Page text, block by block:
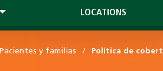
LOCATIONS
Pacientes y familias Política de